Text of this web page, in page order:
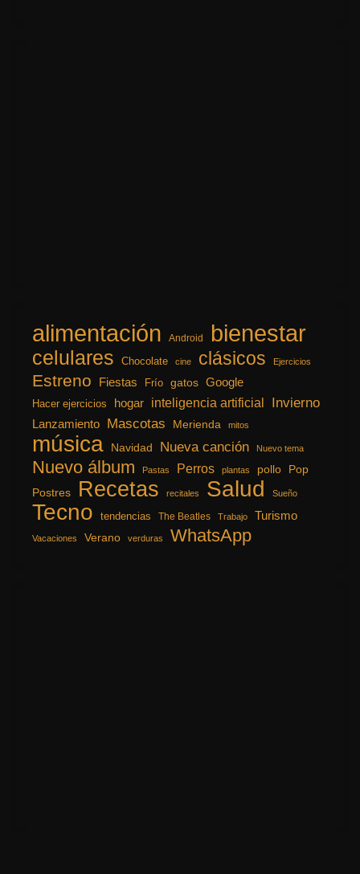
alimentación Android bienestar
celulares Chocolate cine clásicos Ejercicios
Estreno Fiestas Frío gatos Google
Hacer ejercicios hogar inteligencia artificial Invierno
Lanzamiento Mascotas Merienda mitos
música Navidad Nueva canción Nuevo tema
Nuevo álbum Pastas Perros plantas pollo
Pop
Postres
Recetas recitales Salud Sueño
Tecno tendencias The Beatles Trabajo Turismo
Vacaciones Verano verduras WhatsApp